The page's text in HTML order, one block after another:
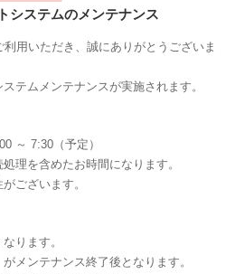
システムのメンテナンス
用いただき、誠にありがとうございま
テムメンテナンスが実施されます。
～ 7:30（予定）
理を含めたお時間になります。
ございます。
ります。
メンテナンス終了後となります。